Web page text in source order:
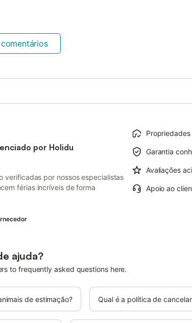
por Holidu
verificadas por nossos especialistas
férias incríveis de forma
Garantia
Avaliações
Apoio ao
ajuda?
to frequently asked questions here.
de estimação? Qual é a política de